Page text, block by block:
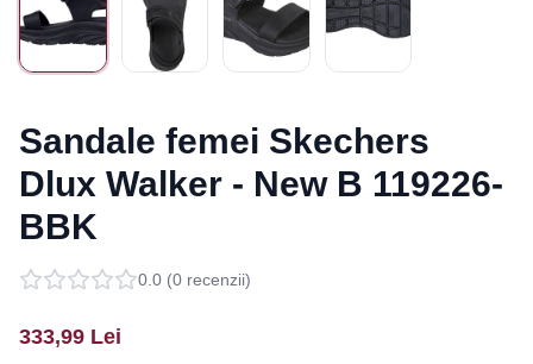
Sandale femei Skechers
Dlux Walker - New B 119226-
BBK
0.0 (0 recenzii)
333,99 Lei